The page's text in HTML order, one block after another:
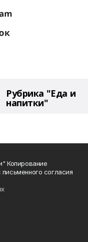
Рубрика "Еда и
напитки"
Копирование
согласия